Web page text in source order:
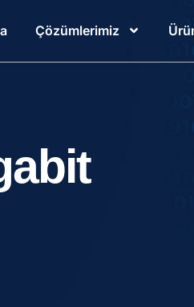
Çözümlerimiz